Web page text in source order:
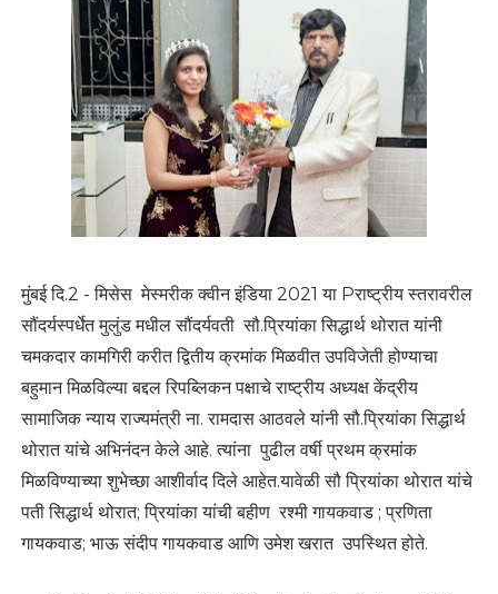
मुंबई दि.2 - मिसेस मेस्मरीक क्वीन इंडिया 2021 या Pराष्ट्रीय स्तरावरील
सौंदर्यस्पर्धेत मुलुंड मधील सौंदर्यवती सौ.प्रियांका सिद्धार्थ थोरात यांनी
चमकदार कामगिरी करीत द्वितीय क्रमांक मिळवीत उपविजेती होण्याचा
बहुमान मिळविल्या बद्दल रिपब्लिकन पक्षाचे राष्ट्रीय अध्यक्ष केंद्रीय
सामाजिक न्याय राज्यमंत्री ना. रामदास आठवले यांनी सौ.प्रियांका सिद्धार्थ
थोरात यांचे अभिनंदन केले आहे. त्यांना पुढील वर्षी प्रथम क्रमांक
मिळविण्याच्या शुभेच्छा आशीर्वाद दिले आहेत.यावेळी सौ प्रियांका थोरात यांचे
पती सिद्धार्थ थोरात; प्रियांका यांची बहीण रश्मी गायकवाड ; प्रणिता
गायकवाड; भाऊ संदीप गायकवाड आणि उमेश खरात उपस्थित होते.